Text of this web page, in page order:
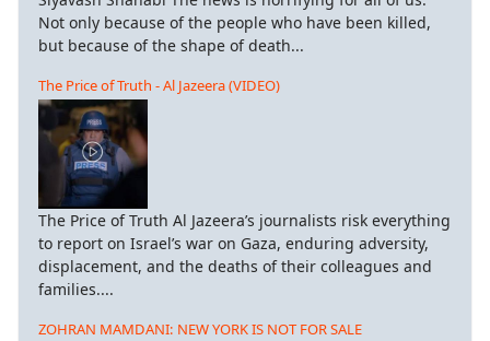
Not only because of the people who have been killed,
but because of the shape of death...
The Price of Truth - Al Jazeera (VIDEO)
The Price of Truth Al Jazeera’s journalists risk everything
to report on Israel’s war on Gaza, enduring adversity,
displacement, and the deaths of their colleagues and
families....
ZOHRAN MAMDANI: NEW YORK IS NOT FOR SALE